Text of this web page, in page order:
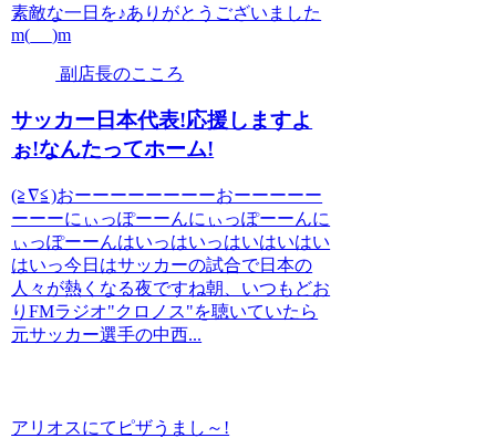
素敵な一日を♪ありがとうございました
m(_ _)m
副店長のこころ
サッカー日本代表!応援しますよ
ぉ!なんたってホーム!
(≧∇≦)おーーーーーーーーおーーーーー
ーーーにぃっぽーーんにぃっぽーーんに
ぃっぽーーんはいっはいっはいはいはい
はいっ今日はサッカーの試合で日本の
人々が熱くなる夜ですね朝、いつもどお
りFMラジオ"クロノス"を聴いていたら
元サッカー選手の中西...
アリオスにてピザうまし～!